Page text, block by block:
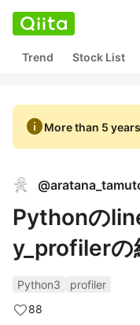
Trend Stock List
infoMore than 5
@
Pythonの
y_profilerの
Python3
profiler
88